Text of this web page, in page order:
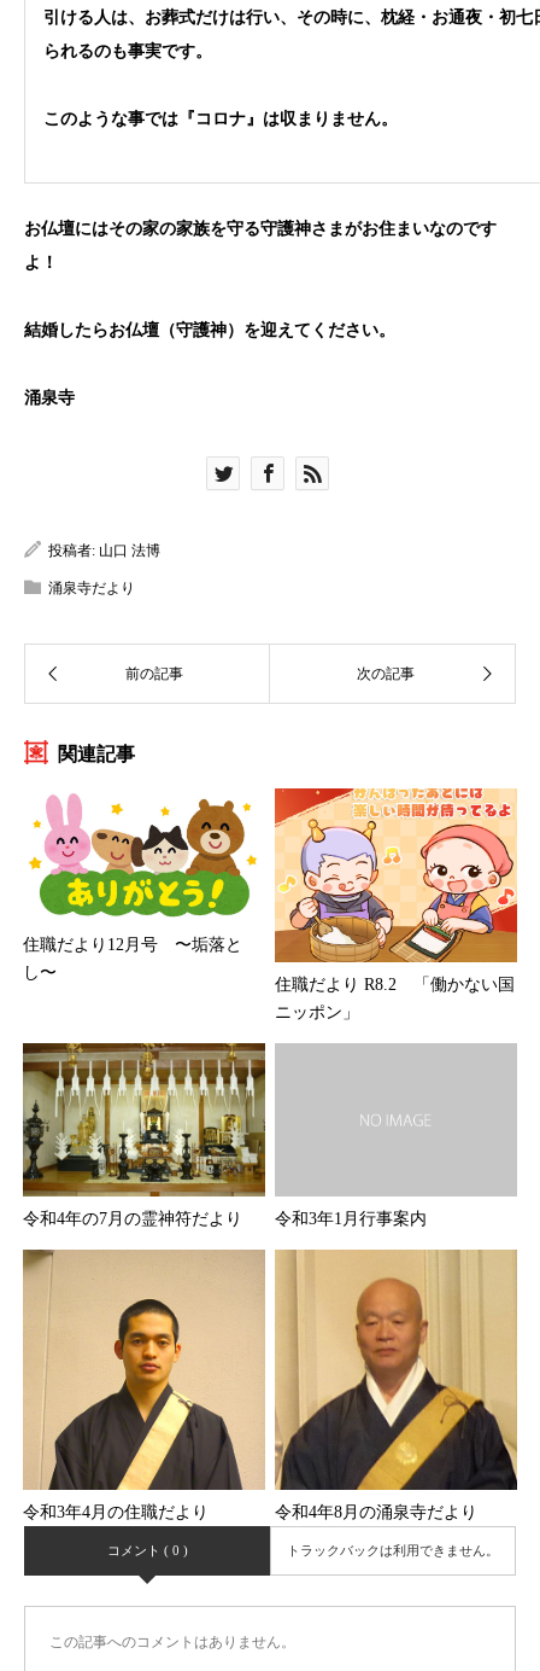
引ける人は、お葬式だけは行い、その時に、枕経・お通夜・初
られるのも事実です。
このような事では『コロナ』は収まりません。
お仏壇にはその家の家族を守る守護神さまがお住まいなのです
よ！
結婚したらお仏壇（守護神）を迎えてください。
涌泉寺
投稿者: 山口 法博
涌泉寺だより
関連記事
住職だより12月号 〜垢落と
し〜
住職だより R8.2 「働かない国
ニッポン」
令和4年の7月の霊神符だより 令和3年1月行事案内
令和3年4月の住職だより 令和4年8月の涌泉寺だより
コメント ( 0 ) トラックバックは利用できません。
この記事へのコメントはありません。